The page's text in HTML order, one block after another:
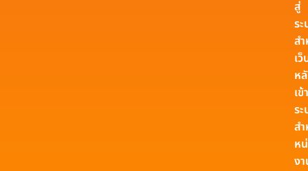
สู่
ร
ส
เ
ห
เข้
ร
ส
ห
ง